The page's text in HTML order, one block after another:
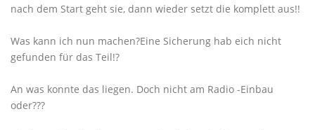
nach dem Start geht sie, dann wieder setzt die komplett aus!!
Was kann ich nun machen?Eine Sicherung hab eich nicht
gefunden für das Teil!?
An was konnte das liegen. Doch nicht am Radio -Einbau
oder???